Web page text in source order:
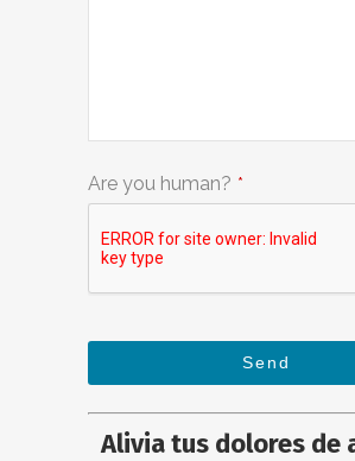
Are you human? *
Send
This
field
Alivia tus dolores